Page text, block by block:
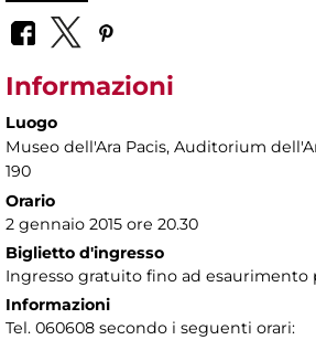
Informazioni
Luogo
Museo dell'Ara Pacis, Auditorium
190
Orario
2 gennaio 2015 ore 20.30
Biglietto d'ingresso
Ingresso gratuito fino ad esaurimento
Informazioni
Tel. 060608 secondo i seguenti orari: